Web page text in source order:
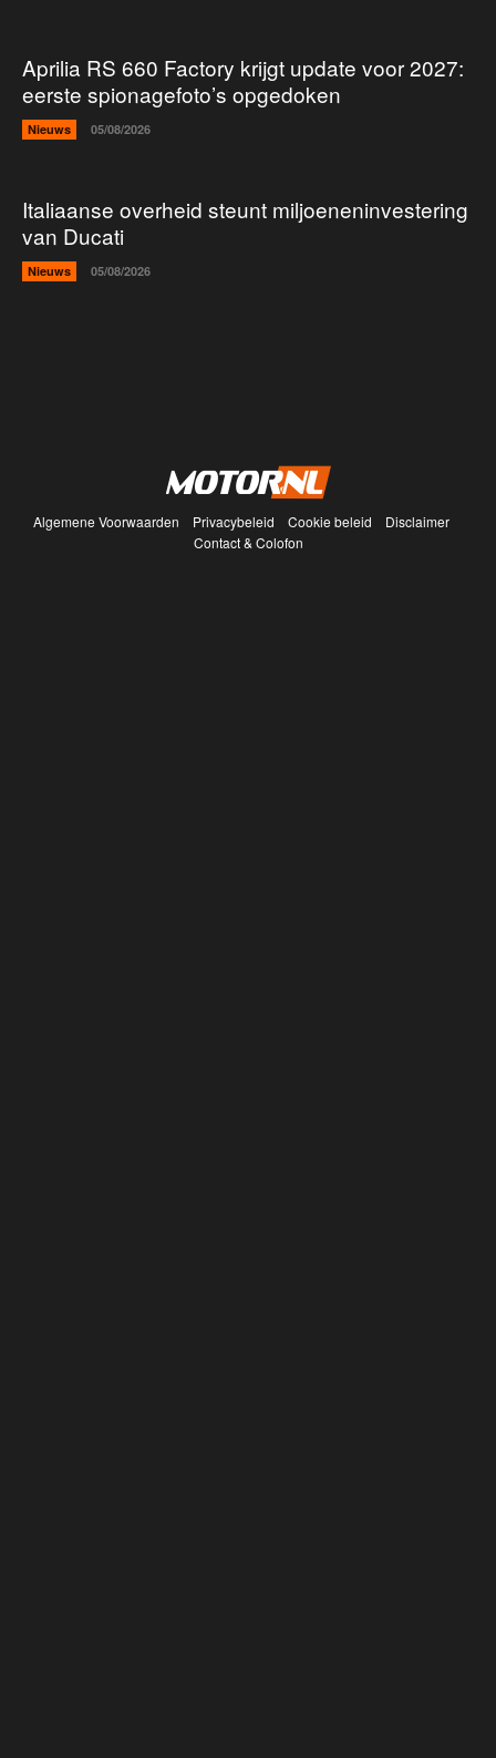
Aprilia RS 660 Factory krijgt update voor 2027:
eerste spionagefoto’s opgedoken
Nieuws 05/08/2026
Italiaanse overheid steunt miljoeneninvestering
van Ducati
Nieuws 05/08/2026
Algemene Voorwaarden Privacybeleid Cookie beleid
Disclaimer
Contact & Colofon